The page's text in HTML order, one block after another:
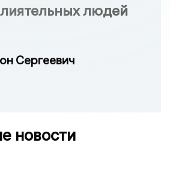
людей
Сергеевич
новости